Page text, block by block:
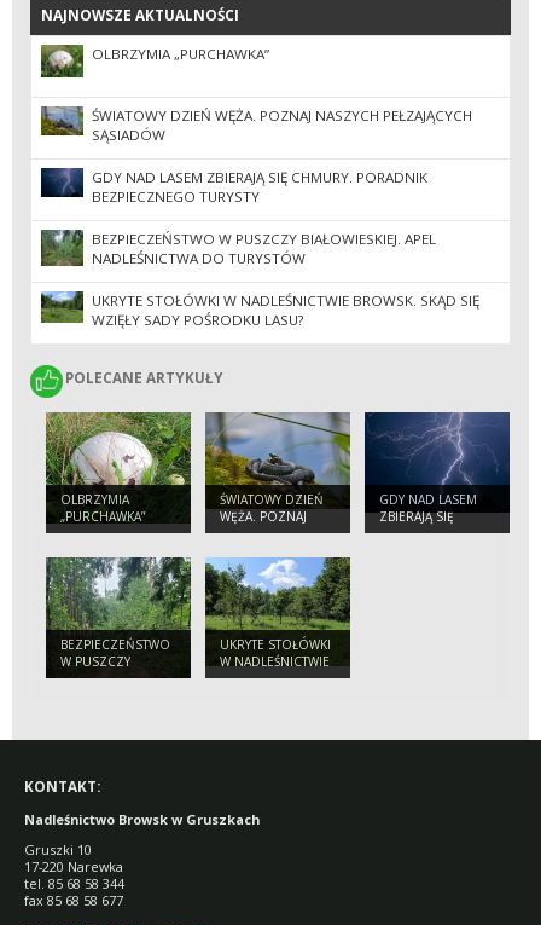
NAJNOWSZE AKTUALNOŚCI
NAJNOWSZE AKTUALNOŚCI
OLBRZYMIA „PURCHAWKA”
ŚWIATOWY DZIEŃ WĘŻA. POZNAJ NASZYCH PEŁZAJĄCYCH
SĄSIADÓW
GDY NAD LASEM ZBIERAJĄ SIĘ CHMURY. PORADNIK
BEZPIECZNEGO TURYSTY
BEZPIECZEŃSTWO W PUSZCZY BIAŁOWIESKIEJ. APEL
NADLEŚNICTWA DO TURYSTÓW
UKRYTE STOŁÓWKI W NADLEŚNICTWIE BROWSK. SKĄD SIĘ
WZIĘŁY SADY POŚRODKU LASU?
POLECANE ARTYKUŁY
POLECANE ARTYKUŁY
OLBRZYMIA
„PURCHAWKA”
ŚWIATOWY DZIEŃ
WĘŻA. POZNAJ
NASZYCH
SĄSIADÓW
GDY NAD LASEM
ZBIERAJĄ SIĘ
CHMURY.
BEZPIECZEŃSTWO
W PUSZCZY
BIAŁOWIESKIEJ.
UKRYTE STOŁÓWKI
W NADLEŚNICTWIE
BROWSK. SKĄD SIĘ
KONTAKT:
Nadleśnictwo Browsk w Gruszkach
Gruszki 10
17-220 Narewka
tel. 85 68 58 344
fax 85 68 58 677